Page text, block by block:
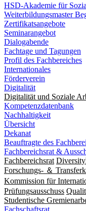
HSD-Akademie für
Weiterbildungsmaster
Zertifikatsangebote
Seminarangebot
Dialogabende
Fachtage und Tagungen
Profil des Fachbereiches
Internationales
Förderverein
Digitalität
Digitalität und Soziale
Kompetenzdatenbank
Nachhaltigkeit
Übersicht
Dekanat
Beauftragte des
Fachbereichsrat &
Fachbereichsrat
Forschungs- ＆
Kommission für
Prüfungsausschuss
Studentische
Fachschaftsrat